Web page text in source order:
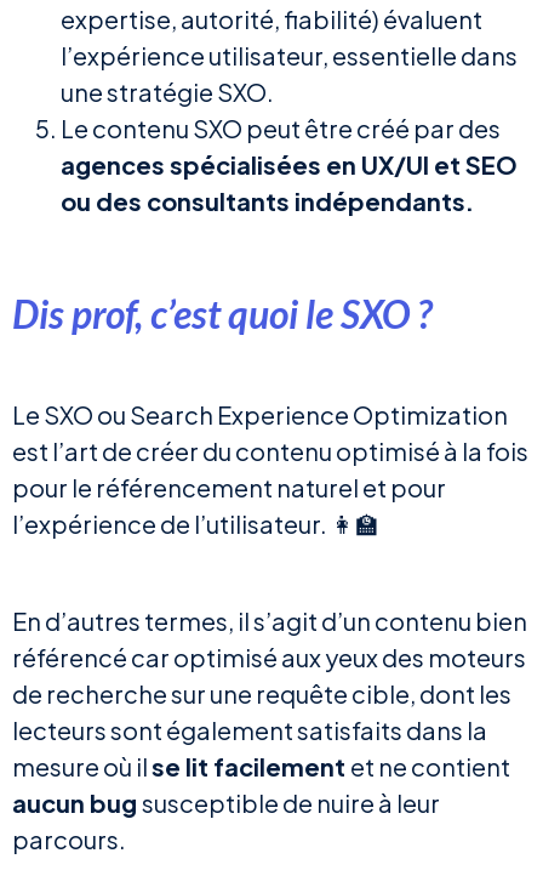
expertise, autorité, fiabilité) évaluent
l’expérience utilisateur, essentielle dans
une stratégie SXO.
Le contenu SXO peut être créé par des
agences spécialisées en UX/UI et SEO
ou des consultants indépendants.
Dis prof, c’est quoi le SXO ?
Le SXO ou Search Experience Optimization
est l’art de créer du contenu optimisé à la fois
pour le référencement naturel et pour
l’expérience de l’utilisateur. 👩‍🏫
En d’autres termes, il s’agit d’un contenu bien
référencé car optimisé aux yeux des moteurs
de recherche sur une requête cible, dont les
lecteurs sont également satisfaits dans la
mesure où ilse lit facilement et ne contient
aucun bug susceptible de nuire à leur
parcours.